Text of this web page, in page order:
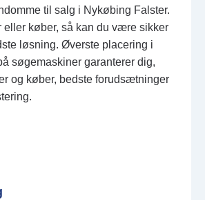
til salg i Nykøbing Falster.
køber, så kan du være sikker
løsning. Øverste placering i
søgemaskiner garanterer dig,
og køber, bedste forudsætninger